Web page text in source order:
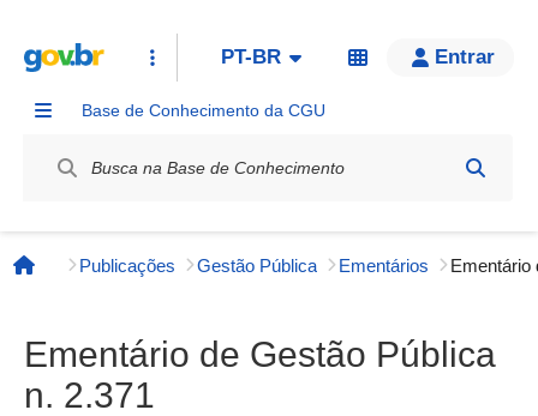
PT-BR Entrar
Base de Conhecimento da CGU
Página inicial
Publicações Gestão Pública Ementários
Ementário de Gestão Pública
n. 2.371